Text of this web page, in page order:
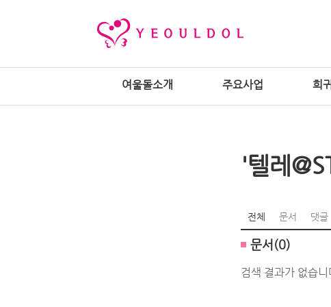
여울돌소개 주요사업 희
'텔레
전체 문서 댓글
문서(0)
검색 결과가 없습니